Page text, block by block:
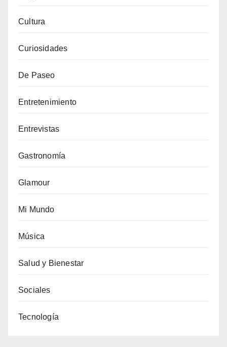
Cultura
Curiosidades
De Paseo
Entretenimiento
Entrevistas
Gastronomía
Glamour
Mi Mundo
Música
Salud y Bienestar
Sociales
Tecnología